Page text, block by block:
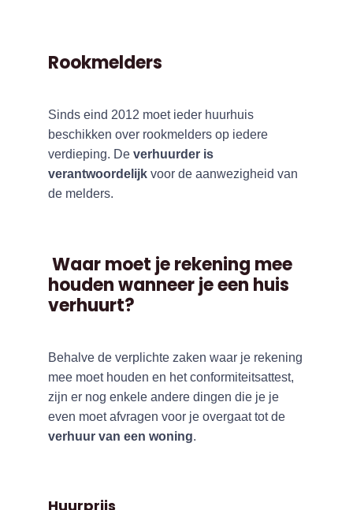
Rookmelders
Sinds eind 2012 moet ieder huurhuis
beschikken over rookmelders op iedere
verdieping. De verhuurder is
verantwoordelijkvoor de aanwezigheid van
de melders.
Waar moet je rekening mee
houden wanneer je een huis
verhuurt?
Behalve de verplichte zaken waar je rekening
mee moet houden en het conformiteitsattest,
zijn er nog enkele andere dingen die je je
even moet afvragen voor je overgaat tot de
verhuur van een woning.
Huurprijs